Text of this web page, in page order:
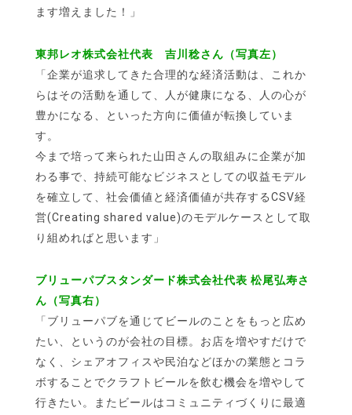
ます増えました！」
東邦レオ株式会社代表 吉川稔さん（写真左）
「企業が追求してきた合理的な経済活動は、これか
らはその活動を通して、人が健康になる、人の心が
豊かになる、といった方向に価値が転換していま
す。
今まで培って来られた山田さんの取組みに企業が加
わる事で、持続可能なビジネスとしての収益モデル
を確立して、社会価値と経済価値が共存するCSV経
営(Creating shared value)のモデルケースとして取
り組めればと思います」
ブリューパブスタンダード株式会社代表 松尾弘寿さ
ん（写真右）
「ブリューパブを通じてビールのことをもっと広め
たい、というのが会社の目標。お店を増やすだけで
なく、シェアオフィスや民泊などほかの業態とコラ
ボすることでクラフトビールを飲む機会を増やして
行きたい。またビールはコミュニティづくりに最適